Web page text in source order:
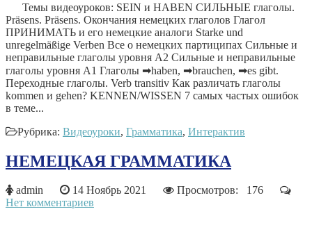
Темы видеоуроков: SEIN и HABEN СИЛЬНЫЕ глаголы.
Präsens. Präsens. Окончания немецких глаголов Глагол
ПРИНИМАТЬ и его немецкие аналоги Starke und
unregelmäßige Verben Все о немецких партиципах Сильные и
неправильные глаголы уровня А2 Сильные и неправильные
глаголы уровня А1 Глаголы ➡haben, ➡brauchen, ➡es gibt.
Переходные глаголы. Verb transitiv Как различать глаголы
kommen и gehen? KENNEN/WISSEN 7 самых частых ошибок
в теме...
Рубрика: Видеоуроки, Грамматика, Интерактив
НЕМЕЦКАЯ ГРАММАТИКА
admin 14 Ноябрь 2021
Просмотров: 176
Нет комментариев